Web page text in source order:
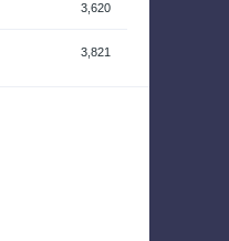
3,620
3,821